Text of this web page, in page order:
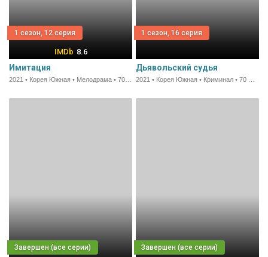
1 сезон, 12 серия
8.6
Имитация
1 сезон, 16 серия
Дьявольский судья